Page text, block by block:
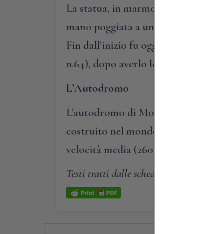
La statua, in marmo di
mano poggiata a un pilastrino
Fin dall’inizio fu oggetto di
n.64), dopo averlo legato al
L’Autodromo
L’autodromo di Monza è il
costruito nel mondo, dopo
velocità media (260,395)
Testi tratti dalle schede del volume